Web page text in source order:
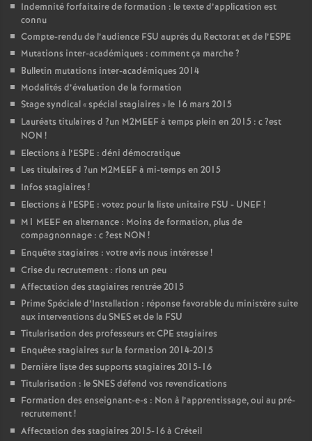
Indemnité forfaitaire de formation : le texte d’application est
connu
Compte-rendu de l’audience FSU auprès du Rectorat et de l’ESPE
Mutations inter-académiques : comment ça marche?
Bulletin mutations inter-académiques 2014
Modalités d’évaluation de la formation
Stage syndical «spécial stagiaires » le 16 mars 2015
Lauréats titulaires d ?un M2MEEFà temps plein en 2015 : c?est
NON !
Elections à l’ESPE : déni démocratique
Les titulaires d ?un M2MEEFà mi-temps en 2015
Infos stagiaires !
Elections à l’ESPE : votez pour la liste unitaire FSU - UNEF!
M1 MEEFen alternance : Moins de formation, plus de
compagnonnage : c?est NON !
Enquête stagiaires : votre avis nous intéresse!
Crise du recrutement : rions un peu
Affectation des stagiaires rentrée 2015
Prime Spéciale d’Installation : réponse favorable du ministère suite
aux interventions duSNESet de la FSU
Titularisation des professeurs etCPE stagiaires
Enquête stagiaires sur la formation 2014-2015
Dernière liste des supports stagiaires 2015-16
Titularisation : leSNESdéfend vos revendications
Formation des enseignant-e-s : Non à l’apprentissage, oui au pré-
recrutement!
Affectation des stagiaires 2015-16 à Créteil